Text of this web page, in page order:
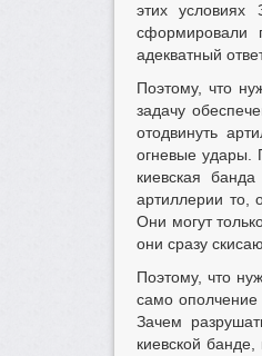
этих
сформировали
адекватный
Поэтому, что
задачу
отодвинуть
огневые удары.
киевская
артиллерии то,
Они могут
они сразу
Поэтому, что
само ополчение
Зачем
киевской